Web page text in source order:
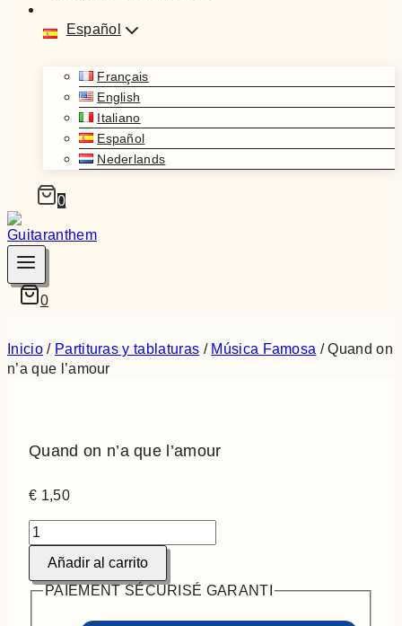
Español
Français
English
Italiano
Español
Nederlands
0
0
Inicio / Partituras y tablaturas / Música Famosa / Quand on
n’a que l’amour
Quand on n’a que l’amour
€ 1,50
Quand
on
que
Añadir al carrito
PAIEMENT SÉCURISÉ GARANTI